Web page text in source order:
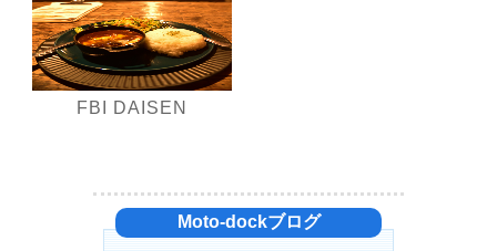
FBI DAISEN
Moto-dockブログ